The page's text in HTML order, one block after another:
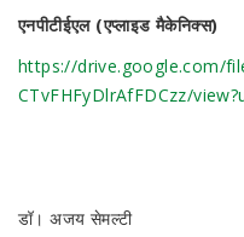
एनपीटीईएल (एप्लाइड मैकेनिक्स)
https://drive.google.com/
CTvFHFyDlrAfFDCzz/
डॉ। अजय सेमल्टी